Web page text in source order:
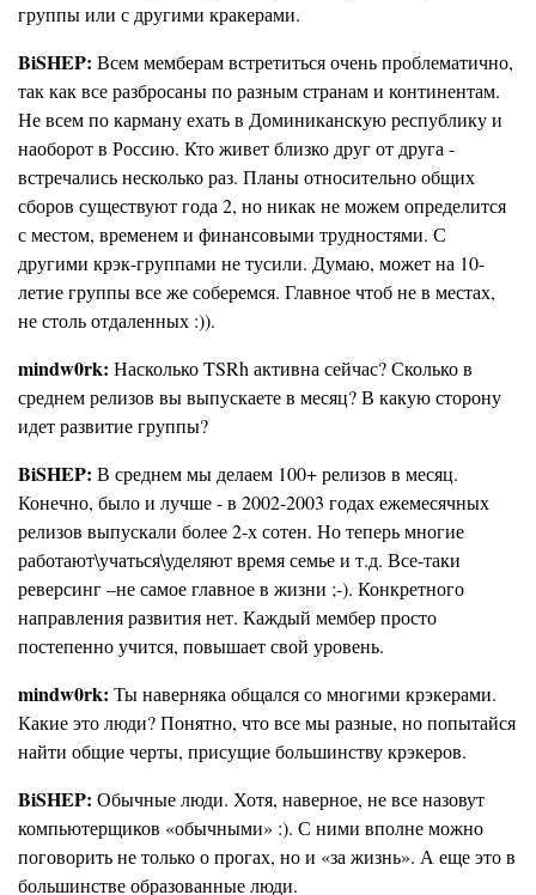
группы или с другими кракерами.
BiSHEP: Всем мемберам встретиться очень проблематично,
так как все разбросаны по разным странам и континентам.
Не всем по карману ехать в Доминиканскую республику и
наоборот в Россию. Кто живет близко друг от друга -
встречались несколько раз. Планы относительно общих
сборов существуют года 2, но никак не можем определится
с местом, временем и финансовыми трудностями. С
другими крэк-группами не тусили. Думаю, может на 10-
летие группы все же соберемся. Главное чтоб не в местах,
не столь отдаленных :)).
mindw0rk: Насколько TSRh активна сейчас? Сколько в
среднем релизов вы выпускаете в месяц? В какую сторону
идет развитие группы?
BiSHEP: В среднем мы делаем 100+ релизов в месяц.
Конечно, было и лучше - в 2002-2003 годах ежемесячных
релизов выпускали более 2-х сотен. Но теперь многие
работают\учаться\уделяют время семье и т.д. Все-таки
реверсинг –не самое главное в жизни ;-). Конкретного
направления развития нет. Каждый мембер просто
постепенно учится, повышает свой уровень.
mindw0rk: Ты наверняка общался со многими крэкерами.
Какие это люди? Понятно, что все мы разные, но попытайся
найти общие черты, присущие большинству крэкеров.
BiSHEP: Обычные люди. Хотя, наверное, не все назовут
компьютерщиков «обычными» :). С ними вполне можно
поговорить не только о прогах, но и «за жизнь». А еще это в
большинстве образованные люди.